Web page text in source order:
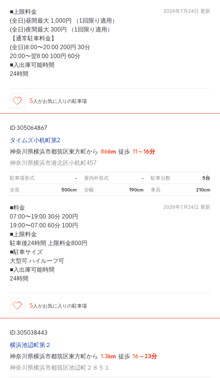
2026年7月24日 更新
■上限料金
(全日)昼間最大 1,000円 （1回限り適用）
(全日)夜間最大 300円 （1回限り適用）
【通常駐車料金】
(全日)8:00〜20:00 200円 30分
20:00〜翌8:00 100円 60分
■入出庫可能時間
24時間
5人がお気に入りの駐車場
ID:305064867
タイムズ小机町第2
神奈川県横浜市都筑区東方町から 866m 徒歩 11～16分
神奈川県横浜市港北区小机町457
駐車場形式 - 屋内外形式 - 駐車台数 5台
全長 500cm 全幅 190cm 車高 210cm
2026年7月24日 更新
■料金
07:00〜19:00 30分 200円
19:00〜07:00 60分 100円
■上限料金
駐車後24時間 上限料金800円
■駐車サイズ
大型可 ハイルーフ可
■入出庫可能時間
24時間
5人がお気に入りの駐車場
ID:305038443
横浜池辺町第２
神奈川県横浜市都筑区東方町から 1.3km 徒歩 16～23分
神奈川県横浜市都筑区池辺町２８５１